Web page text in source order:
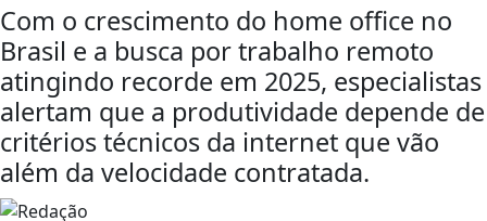
Com o crescimento do home office no
Brasil e a busca por trabalho remoto
atingindo recorde em 2025, especialistas
alertam que a produtividade depende de
critérios técnicos da internet que vão
além da velocidade contratada.